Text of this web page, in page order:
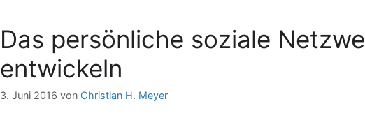
Das persönliche soziale
entwickeln
3. Juni 2016 von Christian H. Meyer